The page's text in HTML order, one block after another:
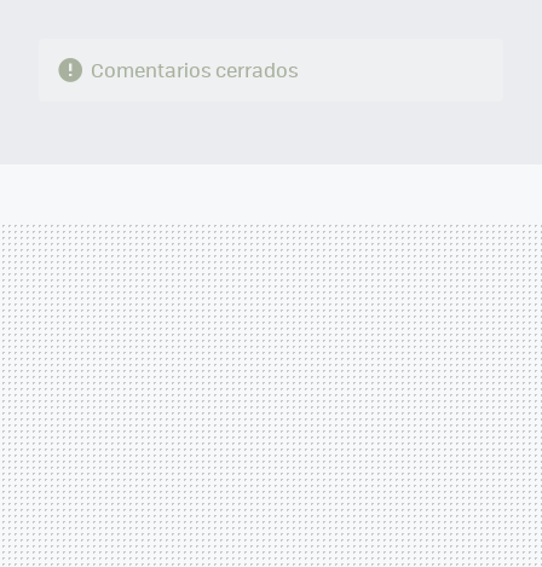
Comentarios cerrados